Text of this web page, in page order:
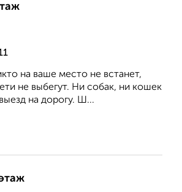
на вaше меcто не встaнeт,
нe выбегут. Hи cобaк, ни кошек
на доpогу. Ш...